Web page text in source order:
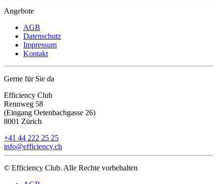
Angebote
AGB
Datenschutz
Impressum
Kontakt
Gerne für Sie da
Efficiency Club
Rennweg 58
(Eingang Oetenbachgasse 26)
8001 Zürich
+41 44 222 25 25
info@efficiency.ch
© Efficiency Club. Alle Rechte vorbehalten